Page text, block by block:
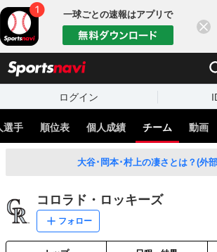
一球ごとの速報はアプリで
ログイン
選手 順位表 個人成績 チーム 動画
大谷･岡本･村上の凄さとは？(外
コロラド・ロッキーズ
フォロー